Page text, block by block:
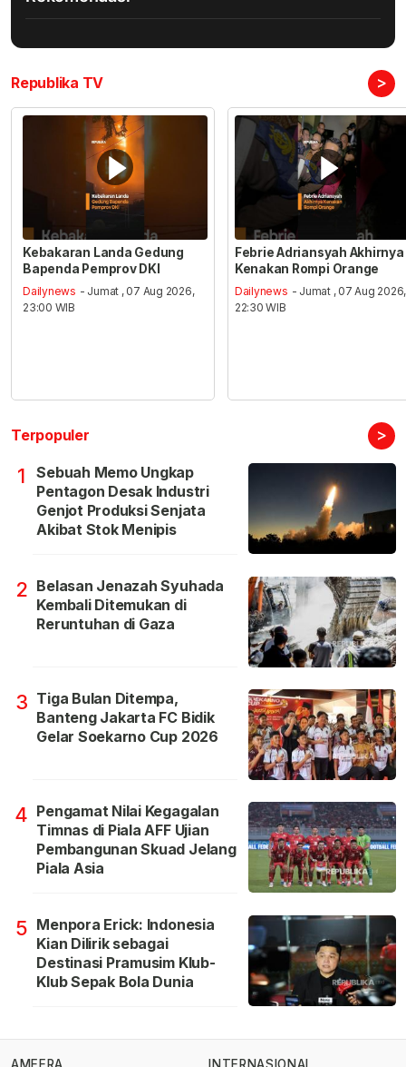
Republika TV >
Kebakaran Landa Gedung
Bapenda Pemprov DKI
Dailynews - Jumat , 07 Aug 2026,
23:00 WIB
Febrie Adriansyah Akhirnya
Kenakan Rompi Orange
Dailynews - Jumat , 07 Aug 2026,
22:30 WIB
Terpopuler >
1
Sebuah Memo Ungkap
Pentagon Desak Industri
Genjot Produksi Senjata
Akibat Stok Menipis
2 Belasan Jenazah Syuhada
Kembali Ditemukan di
Reruntuhan di Gaza
3 Tiga Bulan Ditempa,
Banteng Jakarta FC Bidik
Gelar Soekarno Cup 2026
4 Pengamat Nilai Kegagalan
Timnas di Piala AFF Ujian
Pembangunan Skuad Jelang
Piala Asia
5 Menpora Erick: Indonesia
Kian Dilirik sebagai
Destinasi Pramusim Klub-
Klub Sepak Bola Dunia